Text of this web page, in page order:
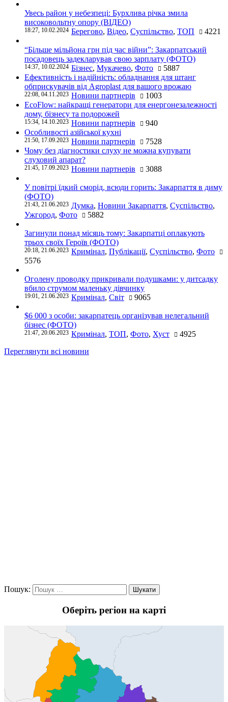
Увесь район у небезпеці: Бурхлива річка змила
високовольтну опору (ВІДЕО)
18:27, 10.02.2024 Берегово, Відео, Суспільство, ТОП 4221
“Більше мільйона грн під час війни”: Закарпатський
посадовець задекларував свою зарплату (ФОТО)
14:37, 10.02.2024 Бізнес, Мукачево, Фото
5887
Ефективність і надійність: обладнання для штанг
обприскувачів від Agroplast для вашого врожаю
22:08, 04.11.2023 Новини партнерів
1003
EcoFlow: найкращі генератори для енергонезалежності
дому, бізнесу та подорожей
15:34, 14.10.2023 Новини партнерів
940
Особливості азійської кухні
21:50, 17.09.2023 Новини партнерів
7528
Чому без діагностики слуху не можна купувати
слуховий апарат?
21:45, 17.09.2023 Новини партнерів 3088
У повітрі їдкий сморід, всюди горить: Закарпаття в диму
(ФОТО)
21:43, 21.06.2023 Думка, Новини Закарпаття, Суспільство,
Ужгород, Фото 5882
Загинули понад місяць тому: Закарпатці оплакують
трьох своїх Героїв (ФОТО)
20:18, 21.06.2023 Кримінал, Публікації, Суспільство, Фото
5576
Оголену проводку прикривали подушками: у дитсадку
вбило струмом маленьку дівчинку
19:01, 21.06.2023 Кримінал, Світ 9065
$6 000 з особи: закарпатець організував нелегальний
бізнес (ФОТО)
21:47, 20.06.2023 Кримінал, ТОП, Фото, Хуст
4925
Переглянути всі новини
Пошук:
Оберіть регіон на карті